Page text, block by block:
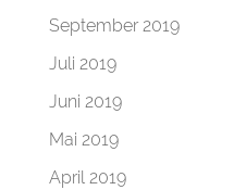
September 2019
Juli 2019
Juni 2019
Mai 2019
April 2019